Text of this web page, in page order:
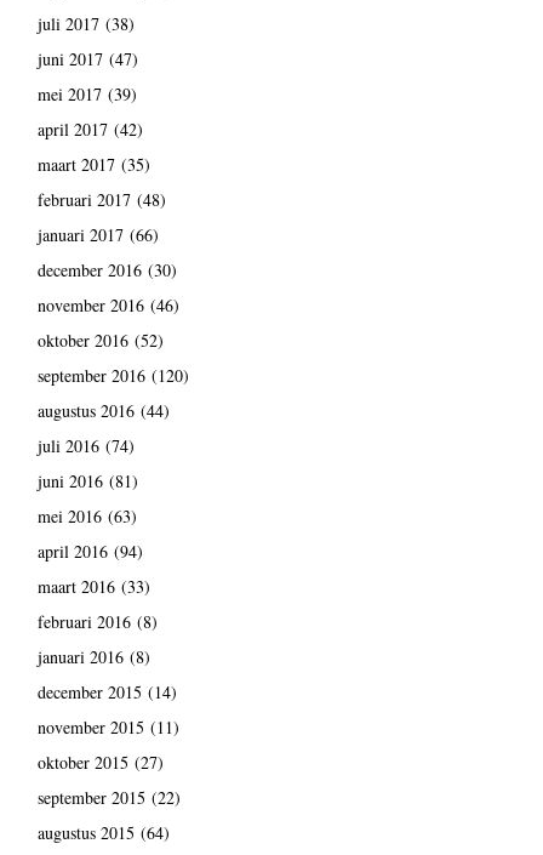
juli 2017(38)
juni 2017(47)
mei 2017(39)
april 2017(42)
maart 2017(35)
februari 2017(48)
januari 2017(66)
december 2016(30)
november 2016(46)
oktober 2016(52)
september 2016(120)
augustus 2016(44)
juli 2016(74)
juni 2016(81)
mei 2016(63)
april 2016(94)
maart 2016(33)
februari 2016(8)
januari 2016(8)
december 2015 (14)
november 2015 (11)
oktober 2015 (27)
september 2015 (22)
augustus 2015 (64)